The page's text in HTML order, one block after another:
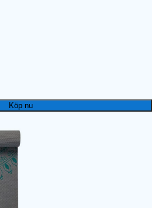
Köp nu